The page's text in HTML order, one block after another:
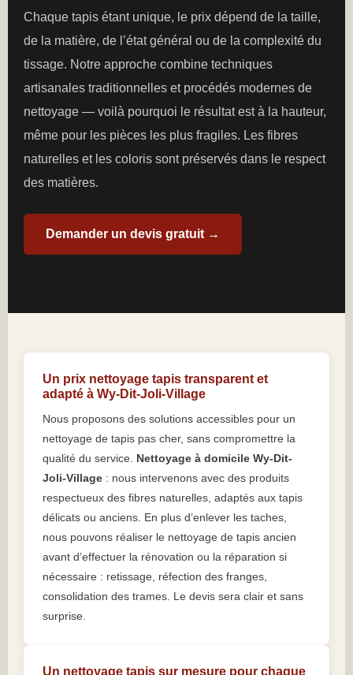
Chaque tapis étant unique, le prix dépend de la taille,
de la matière, de l’état général ou de la complexité du
tissage. Notre approche combine techniques
artisanales traditionnelles et procédés modernes de
nettoyage — voilà pourquoi le résultat est à la hauteur,
même pour les pièces les plus fragiles. Les fibres
naturelles et les coloris sont préservés dans le respect
des matières.
Demander un devis gratuit →
Un prix nettoyage tapis transparent et
adapté à Wy-Dit-Joli-Village
Nous proposons des solutions accessibles pour un
nettoyage de tapis pas cher, sans compromettre la
qualité du service. Nettoyage à domicile Wy-Dit-
Joli-Village : nous intervenons avec des produits
respectueux des fibres naturelles, adaptés aux tapis
délicats ou anciens. En plus d’enlever les taches,
nous pouvons réaliser le nettoyage de tapis ancien
avant d’effectuer la rénovation ou la réparation si
nécessaire : retissage, réfection des franges,
consolidation des trames. Le devis sera clair et sans
surprise.
Un nettoyage tapis sur mesure pour chaque